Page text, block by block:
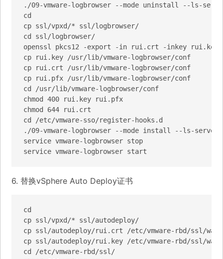
./09-vmware-logbrowser --mode uninstall --ls-
cd
cp ssl/vpxd/* ssl/logbrowser/
cd ssl/logbrowser/
openssl pkcs12 -export -in rui.crt -inkey rui.key
cp rui.key /usr/lib/vmware-logbrowser/conf
cp rui.crt /usr/lib/vmware-logbrowser/conf
cp rui.pfx /usr/lib/vmware-logbrowser/conf
cd /usr/lib/vmware-logbrowser/conf
chmod 400 rui.key rui.pfx
chmod 644 rui.crt
cd /etc/vmware-sso/register-hooks.d
./09-vmware-logbrowser --mode install --ls-server
service vmware-logbrowser stop
service vmware-logbrowser start
6. 替换vSphere Auto Deploy证书
cd
cp ssl/vpxd/* ssl/autodeploy/
cp ssl/autodeploy/rui.crt /etc/vmware-rbd/ssl/
cp ssl/autodeploy/rui.key /etc/vmware-rbd/ssl/
cd /etc/vmware-rbd/ssl/